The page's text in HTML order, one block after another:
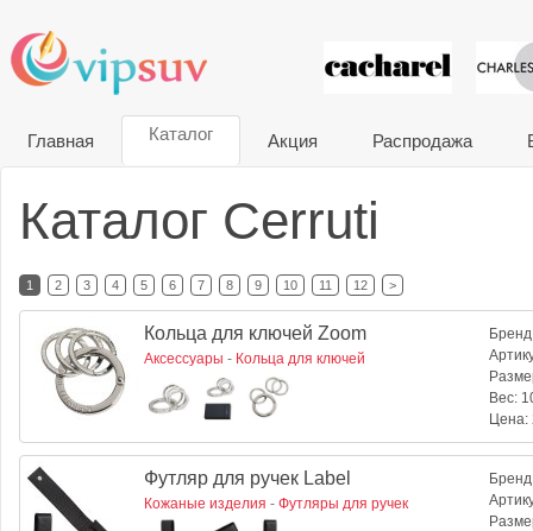
VIP
Главная Каталог Акция Распродажа
Каталог Cerruti
1 2 3 4 5 6 7 8 9 10 11 12 >
Кольца для ключей Zoom
Аксессуары - Кольца для ключей
Вес:
Цена:
Футляр для ручек Label
Кожаные изделия - Футляры для ручек